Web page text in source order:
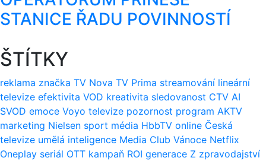
STANICE ŘADU POVINNOSTÍ
ŠTÍTKY
reklama značka TV Nova TV Prima streamování lineární
televize efektivita VOD kreativita sledovanost CTV AI
SVOD emoce Voyo televize pozornost program AKTV
marketing Nielsen sport média HbbTV online Česká
televize umělá inteligence Media Club Vánoce Netflix
Oneplay seriál OTT kampaň ROI generace Z zpravodajství